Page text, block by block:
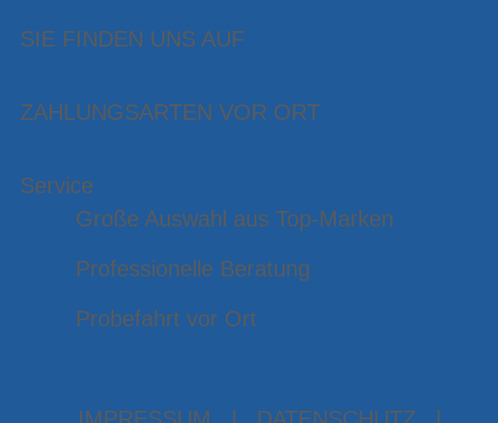
SIE FINDEN UNS AUF
ZAHLUNGSARTEN VOR ORT
Service
Große Auswahl aus Top-Marken
Professionelle Beratung
Probefahrt vor Ort